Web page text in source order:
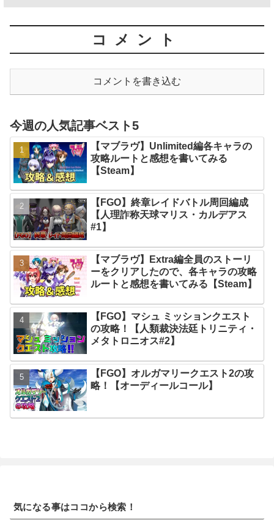
コメント
コメントを書き込む
今週の人気記事ベスト5
【マブラヴ】Unlimited編各キャラの
攻略ルートと感想を書いてみる
【Steam】
【FGO】終章レイドバトル周回編成
【人理詐称天球マリス・カルデアス
#1】
【マブラヴ】Extra編全員のストーリ
ーをクリアしたので、各キャラの攻略
ルートと感想を書いてみる【Steam】
【FGO】マシュ ミッションクエスト
の攻略！【人類裁決法廷トリニティ・
メタトロニオス#2】
【FGO】オルガマリークエスト2の攻
略！【オーディールコール】
気になる事はココから検索！